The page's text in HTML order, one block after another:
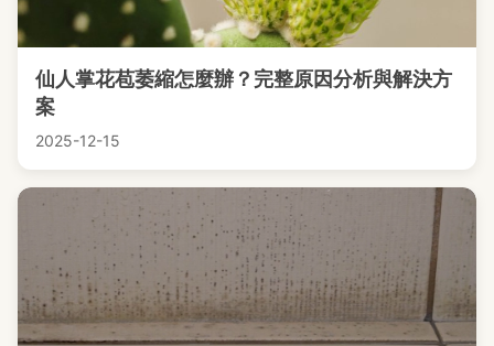
仙人掌花苞萎縮怎麼辦？完整原因分析與解決方
案
2025-12-15